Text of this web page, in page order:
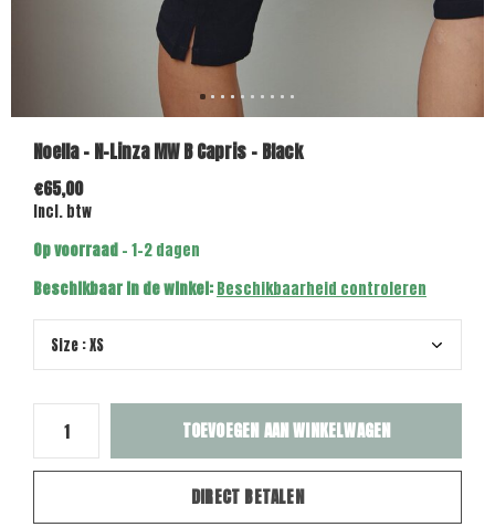
Noella - N-Linza MW B Capris - Black
€65,00
Incl. btw
Op voorraad- 1-2 dagen
Beschikbaar in de winkel:Beschikbaarheid controleren
TOEVOEGEN AAN WINKELWAGEN
DIRECT BETALEN